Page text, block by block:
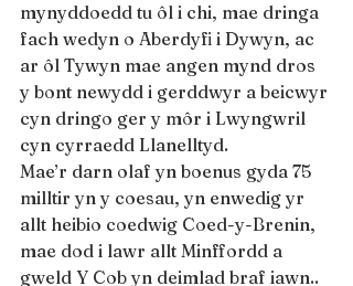
mynyddoedd tu ôl i chi, mae dringa
fach wedyn o Aberdyfi i Dywyn, ac
ar ôl Tywyn mae angen mynd dros
y bont newydd i gerddwyr a beicwyr
cyn dringo ger y môr i Lwyngwril
cyn cyrraedd Llanelltyd.
Mae’r darn olaf yn boenus gyda 75
milltir yn y coesau, yn enwedig yr
allt heibio coedwig Coed-y-Brenin,
mae dod i lawr allt Minffordd a
gweld Y Cob yn deimlad braf iawn..